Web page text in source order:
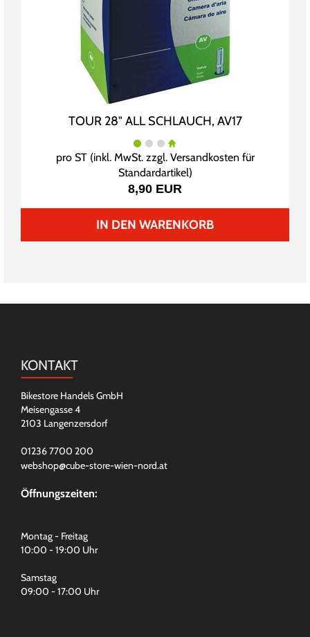
TOUR 28" ALL SCHLAUCH, AV17
pro ST (inkl. MwSt. zzgl. Versandkosten für
Standardartikel)
8,90 EUR
IN DEN WARENKORB
KONTAKT
Bikestore Handels GmbH
Meisengasse 4
2103 Langenzersdorf
01236 7700 200
webshop@cube-store-wien-nord.at
Öffnungszeiten:
Montag - Freitag
10:00 - 19:00 Uhr
Samstag
09:00 - 17:00 Uhr